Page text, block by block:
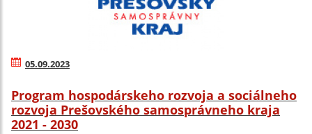
05.09.2023
Program hospodárskeho rozvoja a sociálneho
rozvoja Prešovského samosprávneho kraja
2021 - 2030